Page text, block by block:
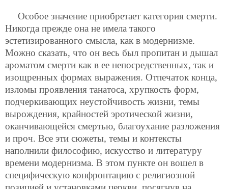
Особое значение приобретает категория смерти.
Никогда прежде она не имела такого
эстетизированного смысла, как в модернизме.
Можно сказать, что он весь был пропитан и дышал
ароматом смерти как в ее непосредственных, так и
изощренных формах выражения. Отпечаток конца,
изломы проявления танатоса, хрупкость форм,
подчеркивающих неустойчивость жизни, темы
вырождения, крайностей эротической жизни,
оканчивающейся смертью, благоухание разложения
и проч. Все эти сюжеты, темы и контексты
наполнили философию, искусство и литературу
времени модернизма. В этом пункте он вошел в
специфическую конфронтацию с религиозной